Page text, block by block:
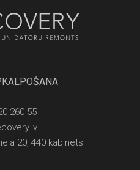
260 55
20, 440 kabinets